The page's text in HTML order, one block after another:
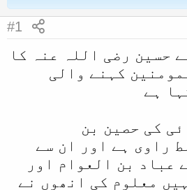
غ
ز
#1
حسین رضی اللہ عنہ کا
کہنے والی
ہے
کی حصین بن
راوی ہے اور ان سے
عباد بن العوام اور
معلوم کی انھوں نے